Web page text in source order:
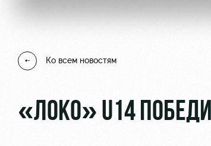
Ко всем новостям
«ЛОКО» U14